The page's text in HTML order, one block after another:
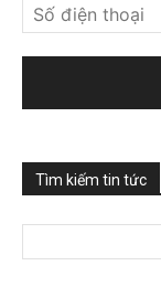
Tìm kiếm tin tức